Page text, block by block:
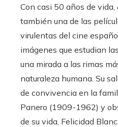
Con casi 50 años de vida,
también una de las
virulentas del cine
imágenes que estudian
una mirada a las rimas
naturaleza humana. Su
de convivencia en la
Panero (1909-1962) y
de su vida, Felicidad